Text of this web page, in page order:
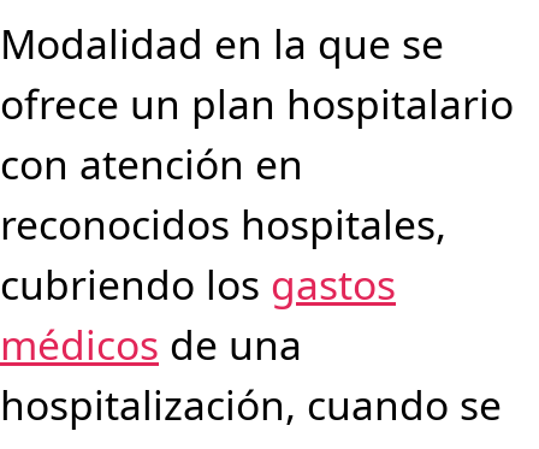
Modalidad en la que se
ofrece un plan hospitalario
con atención en
reconocidos hospitales,
cubriendo los gastos
médicos de una
hospitalización, cuando se